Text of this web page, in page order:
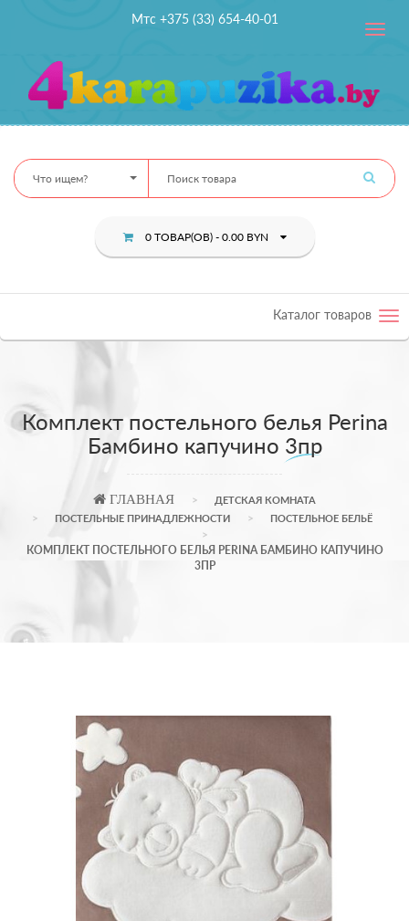
Мтс +375 (33) 654-40-01
Toggle
Что ищем?
0 ТОВАР(ОВ) - 0.00 BYN
Каталог товаров
Комплект постельного белья Perina
Бамбино капучино 3пр
ГЛАВНАЯ
ДЕТСКАЯ КОМНАТА
ПОСТЕЛЬНЫЕ ПРИНАДЛЕЖНОСТИ
ПОСТЕЛЬНОЕ БЕЛЬЁ
КОМПЛЕКТ ПОСТЕЛЬНОГО БЕЛЬЯ PERINA БАМБИНО КАПУЧИНО
3ПР